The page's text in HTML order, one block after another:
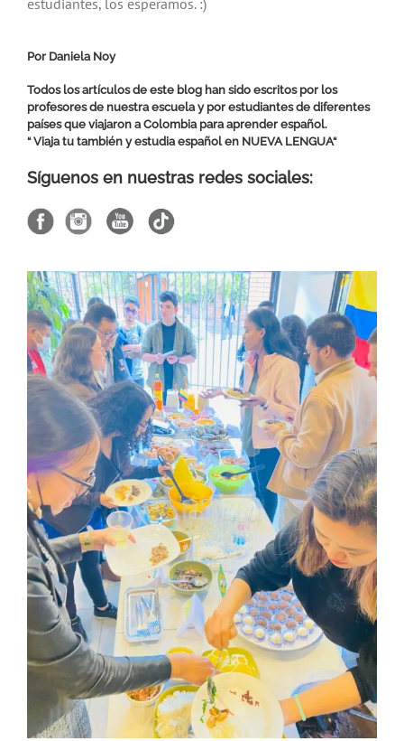
estudiantes, los esperamos. :)
Por Daniela Noy
Todos los artículos de este blog han sido escritos por los
profesores de nuestra escuela y por estudiantes de diferentes
países que viajaron a Colombia para aprender español.
“ Viaja tu también y estudia español en NUEVA LENGUA“
Síguenos en nuestras redes sociales: